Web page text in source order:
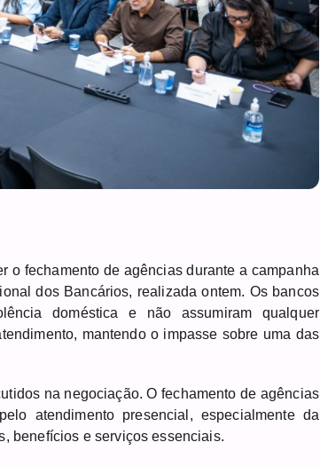
o fechamento de agências durante a campanha
dos Bancários, realizada ontem. Os bancos
doméstica e não assumiram qualquer
mantendo o impasse sobre uma das
na negociação. O fechamento de agências
atendimento presencial, especialmente da
benefícios e serviços essenciais.